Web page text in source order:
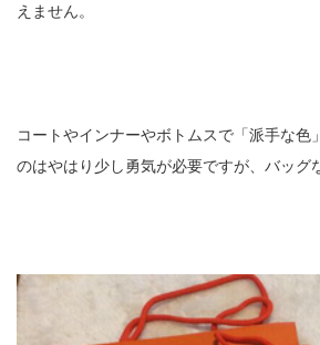
えません。
コートやインナーやボトムスで「派手な色
のはやはり少し勇気が必要ですが、バッグ